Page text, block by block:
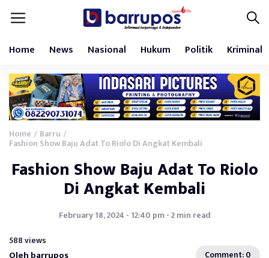
Home News Nasional Hukum Politik Kriminal
Home / Barru /
Fashion Show Baju Adat To Riolo Di Angkat Kembali
Fashion Show Baju Adat To Riolo
Di Angkat Kembali
February 18, 2024 - 12:40 pm - 2 min read
588 views
Comment: 0